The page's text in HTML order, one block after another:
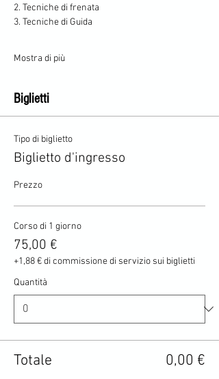
2.⁠ ⁠Tecniche di frenata
3.⁠ ⁠Tecniche di Guida
Mostra di più
Biglietti
Tipo di biglietto
Biglietto d'ingresso
Prezzo
Corso di 1 giorno
75,00 €
+1,88 € di commissione di servizio sui biglietti
Quantità
Totale 0,00 €